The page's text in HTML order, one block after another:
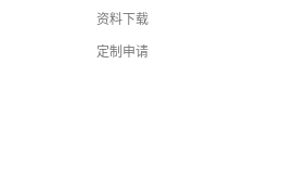
资料下载
定制申请